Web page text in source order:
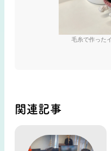
毛糸で作った
関連記事